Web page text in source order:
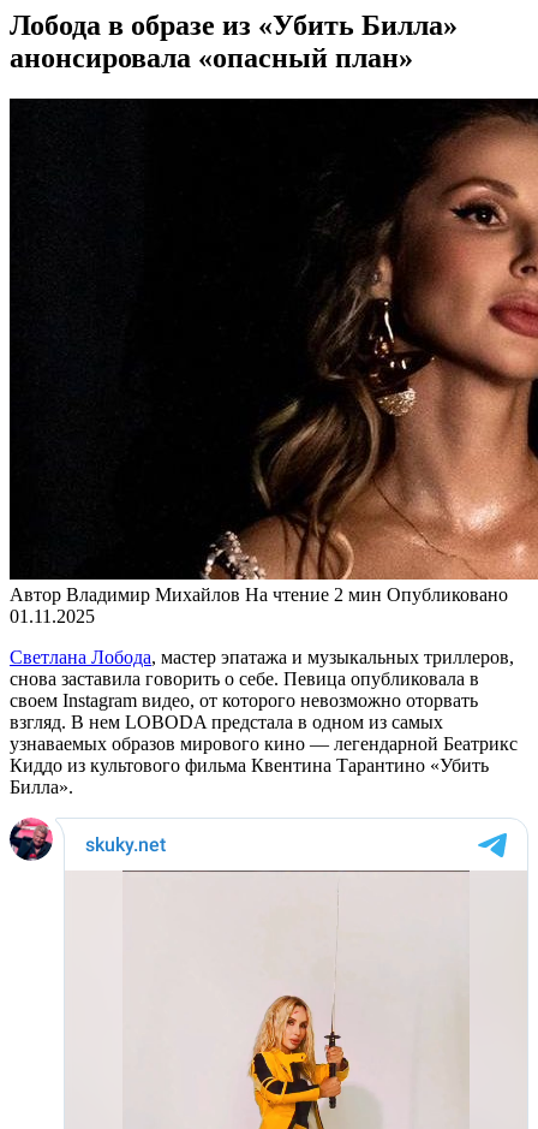
Лобода в образе из «Убить Билла»
анонсировала «опасный план»
Автор Владимир Михайлов На чтение 2 мин Опубликовано
01.11.2025
Светлана Лобода, мастер эпатажа и музыкальных триллеров,
снова заставила говорить о себе. Певица опубликовала в
своем Instagram видео, от которого невозможно оторвать
взгляд. В нем LOBODA предстала в одном из самых
узнаваемых образов мирового кино — легендарной Беатрикс
Киддо из культового фильма Квентина Тарантино «Убить
Билла».